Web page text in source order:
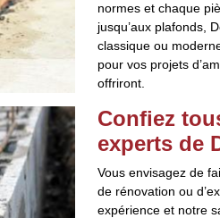
normes et chaque
jusqu’aux plafonds,
classique ou
pour vos projets
offriront.
Confiez
experts de
Vous envisagez de
de rénovation ou
expérience et notre